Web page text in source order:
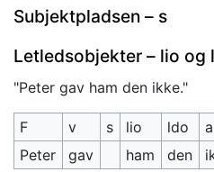
Subjektpladsen – s
Letledsobjekter – lio og
"Peter gav ham den ikke."
F v s lio ldo a
Peter
gav ham den